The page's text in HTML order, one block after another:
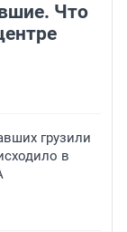
Что
грузили
в